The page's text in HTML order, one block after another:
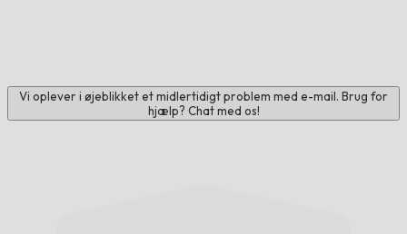
Vi oplever i øjeblikket et midlertidigt problem med e-mail. Brug for
hjælp? Chat med os!